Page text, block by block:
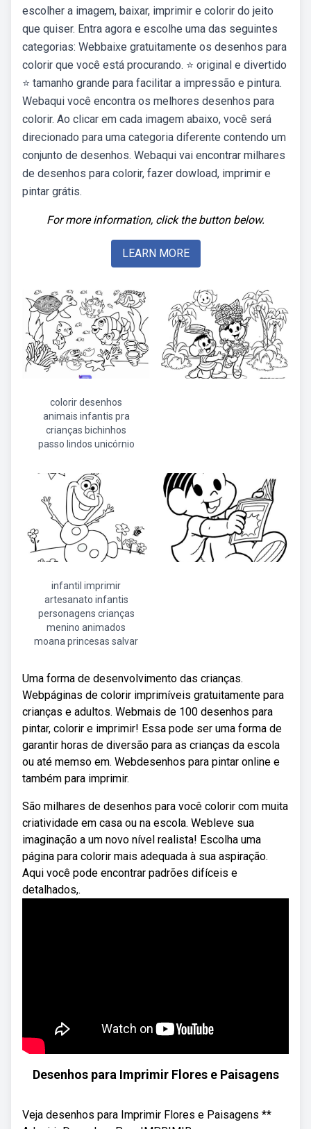
escolher a imagem, baixar, imprimir e colorir do jeito
que quiser. Entra agora e escolhe uma das seguintes
categorias: Webbaixe gratuitamente os desenhos para
colorir que você está procurando. ⭐ original e divertido
⭐ tamanho grande para facilitar a impressão e pintura.
Webaqui você encontra os melhores desenhos para
colorir. Ao clicar em cada imagem abaixo, você será
direcionado para uma categoria diferente contendo um
conjunto de desenhos. Webaqui vai encontrar milhares
de desenhos para colorir, fazer dowload, imprimir e
pintar grátis.
For more information, click the button below.
LEARN MORE
colorir desenhos
animais infantis pra
crianças bichinhos
passo lindos unicórnio
infantil imprimir
artesanato infantis
personagens crianças
menino animados
moana princesas salvar
Uma forma de desenvolvimento das crianças.
Webpáginas de colorir imprimíveis gratuitamente para
crianças e adultos. Webmais de 100 desenhos para
pintar, colorir e imprimir! Essa pode ser uma forma de
garantir horas de diversão para as crianças da escola
ou até memso em. Webdesenhos para pintar online e
também para imprimir.
São milhares de desenhos para você colorir com muita
criatividade em casa ou na escola. Webleve sua
imaginação a um novo nível realista! Escolha uma
página para colorir mais adequada à sua aspiração.
Aqui você pode encontrar padrões difíceis e
detalhados,.
Desenhos para Imprimir Flores e Paisagens
Veja desenhos para Imprimir Flores e Paisagens **